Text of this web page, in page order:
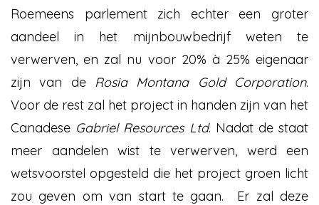
Roemeens parlement zich echter een groter
aandeel in het mijnbouwbedrijf weten te
verwerven, en zal nu voor 20% à 25% eigenaar
zijn van de Rosia Montana Gold Corporation.
Voor de rest zal het project in handen zijn van het
Canadese Gabriel Resources Ltd. Nadat de staat
meer aandelen wist te verwerven, werd een
wetsvoorstel opgesteld die het project groen licht
zou geven om van start te gaan. Er zal deze